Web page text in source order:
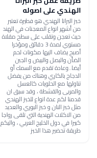
الهندي على اصوله
خبز البراتا الهندي هو فطيرة تعتبر
من أشهر انواع المعجنات في الهند
حيث تعجن وتقلب على سطح مقلاة
مستوي لمدة 3 دقائق ومؤخرا
أصبح يضاف اليها مكونات لحم
الضأن والبصل والبيض و الجبن
أيضا..وعادة تقدم مع السمك أو
الدجاج بالكاري وهناك من يفضل
تناولها مع الحلويات كالعسل
والمربى والقشطة ، وقد سبق ان
قدمنا لكم عدة انواع للخبز الهندي
مثل خبز النان و خبز البوري والعديد
من الاكلات الهندية التي تلقى رواجا
كبيرا في دول الخليج العربي ، واليكم
طريقة تحضير هذا الخبز